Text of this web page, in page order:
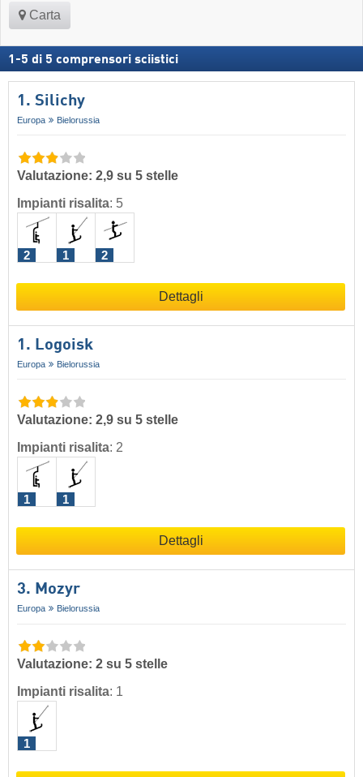
Carta
1 -5 di 5 comprensori sciistici
1. Silichy
Europa Bielorussia
Valutazione: 2,9 su 5 stelle
Impianti risalita: 5
2 1 2
Dettagli
1. Logoisk
Europa Bielorussia
Valutazione: 2,9 su 5 stelle
Impianti risalita: 2
1 1
Dettagli
3. Mozyr
Europa Bielorussia
Valutazione: 2 su 5 stelle
Impianti risalita: 1
1